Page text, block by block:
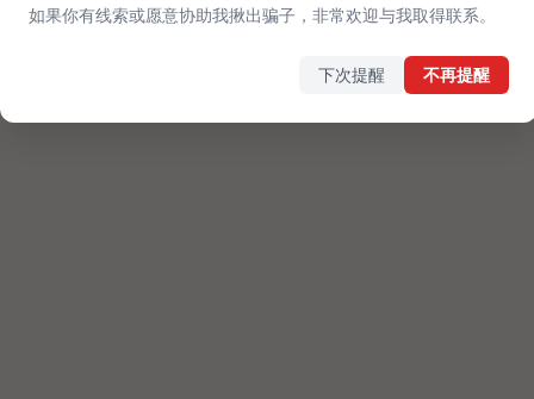
如果你有线索或愿意协助我揪出骗子，非常欢迎与我取得联系。
下次提醒 不再提醒